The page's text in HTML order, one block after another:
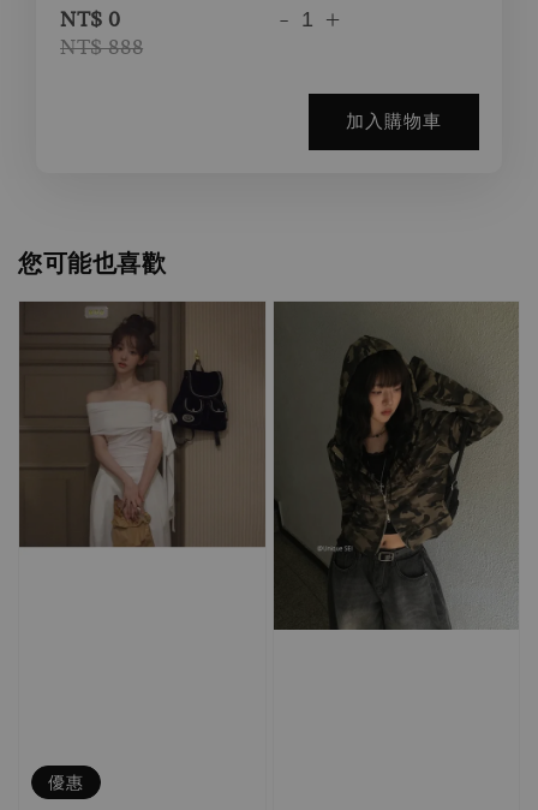
NT$ 0
NT$ 888
- +
加入購物車
您可能也喜歡
優惠